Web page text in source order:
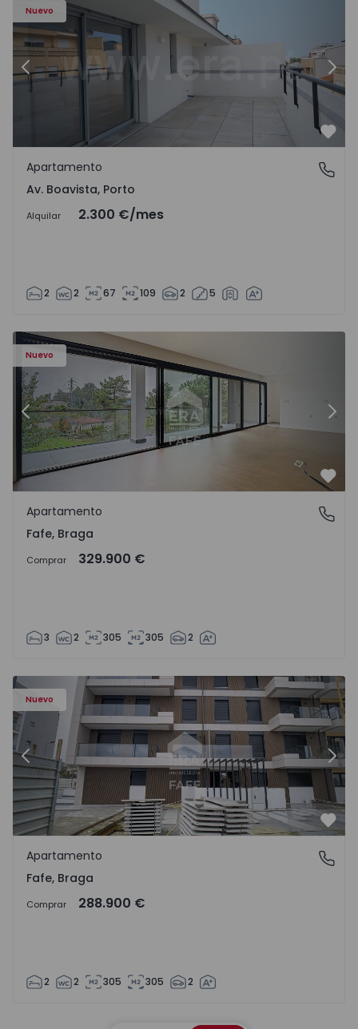
Nuevo
Anterior
Av. Boavista, Porto
Apartamento
Av. Boavista, Porto
Alquilar 2.300 €/mes
2 2 67 109 2 5
Nuevo
Anterior
Fafe, Braga
Apartamento
Fafe, Braga
Comprar 329.900 €
3 2 305 305 2
Nuevo
Anterior
Fafe, Braga
Apartamento
Fafe, Braga
Comprar 288.900 €
2 2 305 305 2